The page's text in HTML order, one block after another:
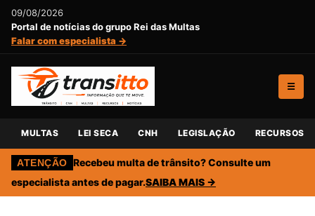
09/08/2026
Portal de notícias do grupo Rei das Multas
Falar com especialista →
☰
MULTAS LEI SECA CNH LEGISLAÇÃO RECURSOS
ATENÇÃO Recebeu multa de trânsito? Consulte um
especialista antes de pagar.SAIBA MAIS →